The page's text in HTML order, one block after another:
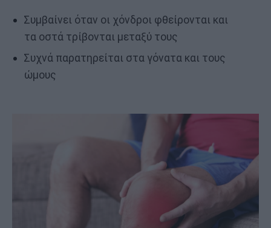
Συμβαίνει όταν οι χόνδροι φθείρονται και
τα οστά τρίβονται μεταξύ τους
Συχνά παρατηρείται στα γόνατα και τους
ώμους